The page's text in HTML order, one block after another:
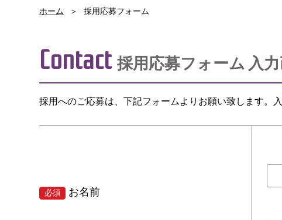
ホーム 採用応募フォーム
Contact採用応募フォーム 入
採用へのご応募は、下記フォームよりお願い致します。
必須 お名前